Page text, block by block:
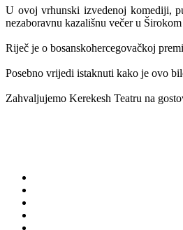
U ovoj vrhunski izvedenoj komediji,
nezaboravnu kazališnu večer u
Riječ je o bosanskohercegovačkoj
Posebno vrijedi istaknuti kako je ovo
Zahvaljujemo Kerekesh Teatru na